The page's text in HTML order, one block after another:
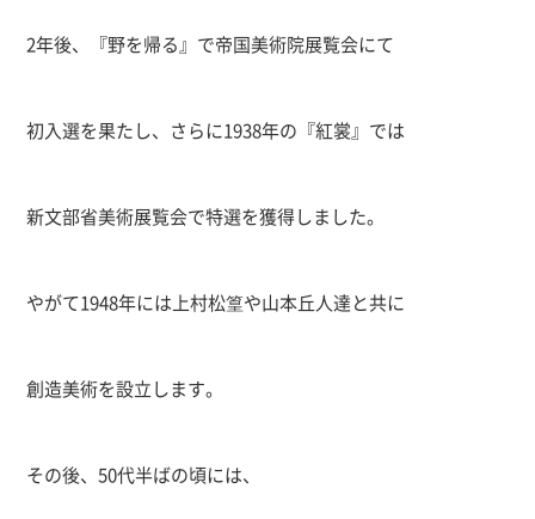
2年後、『野を帰る』で帝国美術院展覧会にて
初入選を果たし、さらに1938年の『紅裳』では
新文部省美術展覧会で特選を獲得しました。
やがて1948年には上村松篁や山本丘人達と共に
創造美術を設立します。
その後、50代半ばの頃には、